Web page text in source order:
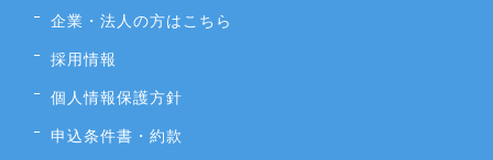
企業・法人の方はこちら
採用情報
個人情報保護方針
申込条件書・約款